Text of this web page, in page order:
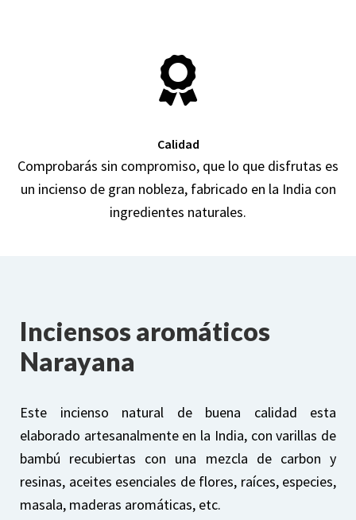
Calidad
Comprobarás sin compromiso, que lo que disfrutas es
un incienso de gran nobleza, fabricado en la India con
ingredientes naturales.
Inciensos aromáticos
Narayana
Este incienso natural de buena calidad esta
elaborado artesanalmente en la India, con varillas de
bambú recubiertas con una mezcla de carbon y
resinas, aceites esenciales de flores, raíces, especies,
masala, maderas aromáticas, etc.